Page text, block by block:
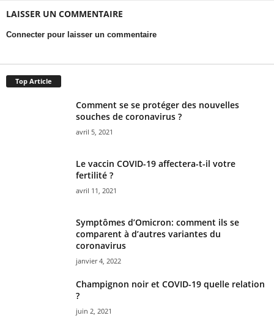
LAISSER UN COMMENTAIRE
Connecter pour laisser un commentaire
Top Article
Comment se se protéger des nouvelles
souches de coronavirus ?
avril 5, 2021
Le vaccin COVID-19 affectera-t-il votre
fertilité ?
avril 11, 2021
Symptômes d’Omicron: comment ils se
comparent à d’autres variantes du
coronavirus
janvier 4, 2022
Champignon noir et COVID-19 quelle relation
?
juin 2, 2021